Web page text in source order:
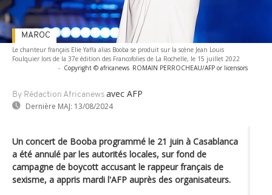
Le chanteur français Elie Yaffa alias Booba se produit sur la scène Jean Louis
Foulquier lors de la 37e édition des Francofolies de La Rochelle, le 15 juillet 2022
- Copyright © africanews ROMAIN PERROCHEAU/AFP or licensors
By Rédaction Africanews avec AFP
Dernière MAJ: 13/08/2024
MAROC
Un concert de Booba programmé le 21 juin à Casablanca
a été annulé par les autorités locales, sur fond de
campagne de boycott accusant le rappeur français de
sexisme, a appris mardi l'AFP auprès des organisateurs.